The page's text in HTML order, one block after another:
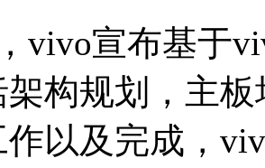
vivo宣布基于
构规划，主
以及完成，